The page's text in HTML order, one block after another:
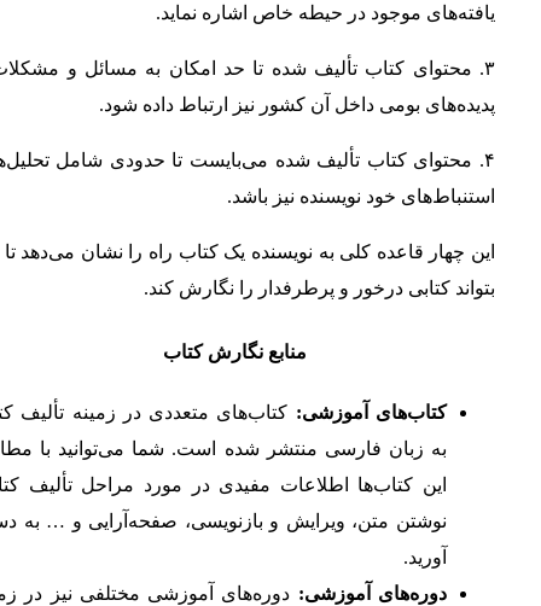
یافته‌های موجود در حیطه خاص اشاره نماید.
۳. محتوای کتاب تألیف شده تا حد امکان به مسائل و
پدیده‌های بومی داخل آن کشور نیز ارتباط داده شود.
۴. محتوای کتاب تألیف شده می‌بایست تا حدودی شامل
استنباط‌های خود نویسنده نیز باشد.
این چهار قاعده کلی به نویسنده یک کتاب راه را نشان می‌دهد
بتواند کتابی درخور و پرطرفدار را نگارش کند.
منابع نگارش کتاب
کتاب‌های آموزشی: کتاب‌های متعددی در زمینه تألیف
به زبان فارسی منتشر شده است. شما می‌توانید با
این کتاب‌ها اطلاعات مفیدی در مورد مراحل تألیف
نوشتن متن، ویرایش و بازنویسی، صفحه‌آرایی و … به
آورید.
دوره‌های آموزشی: دوره‌های آموزشی مختلفی نیز در